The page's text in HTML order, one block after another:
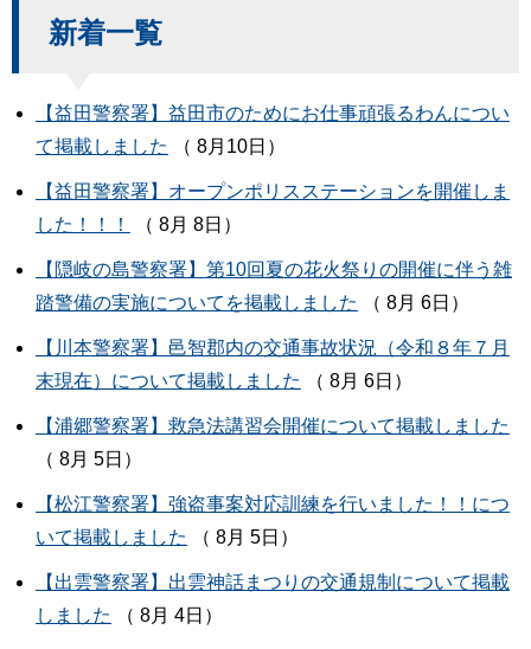
新着一覧
【益田警察署】益田市のためにお仕事頑張るわんについ
て掲載しました
（ 8月10日）
【益田警察署】オープンポリスステーションを開催しま
した！！！
（ 8月 8日）
【隠岐の島警察署】第10回夏の花火祭りの開催に伴う雑
踏警備の実施についてを掲載しました
（ 8月 6日）
【川本警察署】邑智郡内の交通事故状況（令和８年７月
末現在）について掲載しました
（ 8月 6日）
【浦郷警察署】救急法講習会開催について掲載しました
（ 8月 5日）
【松江警察署】強盗事案対応訓練を行いました！！につ
いて掲載しました
（ 8月 5日）
【出雲警察署】出雲神話まつりの交通規制について掲載
しました
（ 8月 4日）